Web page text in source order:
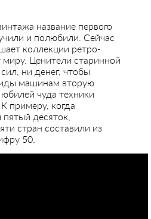
название первого
и полюбили. Сейчас
коллекции ретро-
Ценители старинной
ни денег, чтобы
машинам вторую
чуда техники
примеру, когда
десяток,
стран составили из
50.